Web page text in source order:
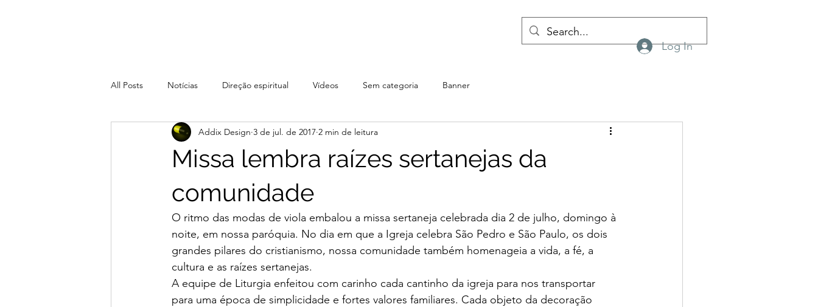
Log In
All Posts Notícias Direção espiritual Vídeos Sem categoria Banner
Missa lembra raízes sertanejas da
comunidade
Addix Design 3 de jul. de 2017 2 min de leitura
O ritmo das modas de viola embalou a missa sertaneja celebrada dia 2 de julho, domingo à
noite, em nossa paróquia. No dia em que a Igreja celebra São Pedro e São Paulo, os dois
grandes pilares do cristianismo, nossa comunidade também homenageia a vida, a fé, a
cultura e as raízes sertanejas.
A equipe de Liturgia enfeitou com carinho cada cantinho da igreja para nos transportar
para uma época de simplicidade e fortes valores familiares. Cada objeto da decoração